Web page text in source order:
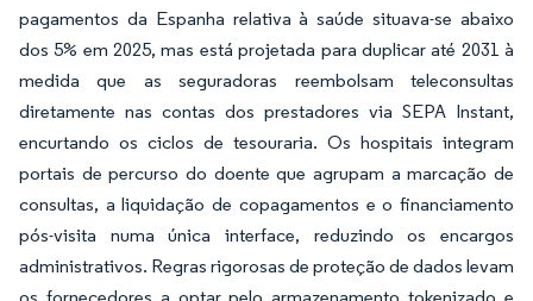
pagamentos da Espanha relativa à saúde situava-se abaixo
dos 5% em 2025, mas está projetada para duplicar até 2031 à
medida que as seguradoras reembolsam teleconsultas
diretamente nas contas dos prestadores via SEPA Instant,
encurtando os ciclos de tesouraria. Os hospitais integram
portais de percurso do doente que agrupam a marcação de
consultas, a liquidação de copagamentos e o financiamento
pós-visita numa única interface, reduzindo os encargos
administrativos. Regras rigorosas de proteção de dados levam